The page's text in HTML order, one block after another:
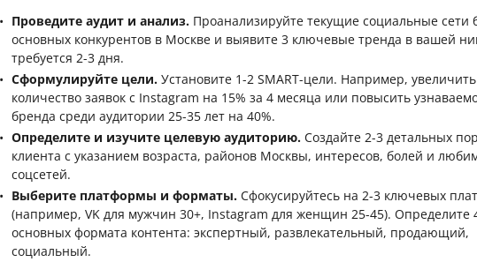
Проведите аудит и анализ.Проанализируйте текущие социальные сети
основных конкурентов в Москве и выявите 3 ключевые тренда в вашей
требуется 2-3 дня.
Сформулируйте цели.Установите 1-2 SMART-цели. Например, увеличить
количество заявок с Instagram на 15% за 4 месяца или повысить
бренда среди аудитории 25-35 лет на 40%.
Определите и изучите целевую аудиторию.Создайте 2-3 детальных
клиента с указанием возраста, районов Москвы, интересов, болей и
соцсетей.
Выберите платформы и форматы.Сфокусируйтесь на 2-3 ключевых
(например, VK для мужчин 30+, Instagram для женщин 25-45). Определите
основных формата контента: экспертный, развлекательный, продающий,
социальный.